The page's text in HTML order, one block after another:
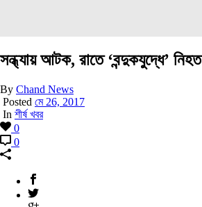
সন্ধ্যায় আটক, রাতে ‘বন্দুকযুদ্ধে’ নিহত
By Chand News
Posted মে 26, 2017
In শীর্ষ খবর
0
0